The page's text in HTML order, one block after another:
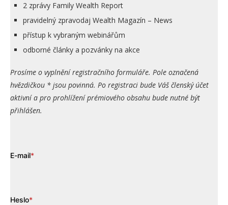
2 zprávy Family Wealth Report
pravidelný zpravodaj Wealth Magazín – News
přístup k vybraným webinářům
odborné články a pozvánky na akce
Prosíme o vyplnění registračního formuláře. Pole označená
hvězdičkou * jsou povinná. Po registraci bude Váš členský účet
aktivní a pro prohlížení prémiového obsahu bude nutné být
přihlášen.
E-mail*
Heslo*